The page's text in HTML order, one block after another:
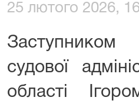
25 лютого 2026,
Заступником
судової
області